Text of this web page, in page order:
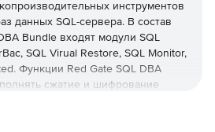
инструментов
данных SQL-сервера. В состав
Bundle входят модули SQL
SQL Virual Restore, SQL Monitor,
Функции Red Gate SQL DBA
сжатие и шифрование